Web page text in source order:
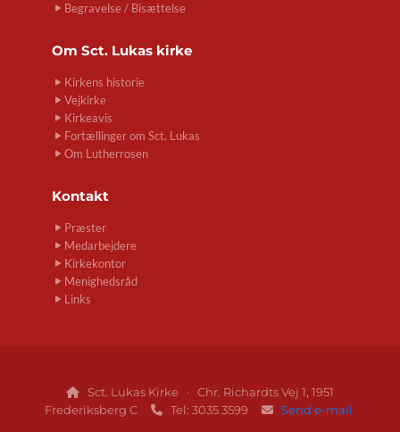
Begravelse / Bisættelse
Om Sct. Lukas kirke
Kirkens historie
Vejkirke
Kirkeavis
Fortællinger om Sct. Lukas
Om Lutherrosen
Kontakt
Præster
Medarbejdere
Kirkekontor
Menighedsråd
Links

Sct. Lukas Kirke · Chr. Richardts Vej 1, 1951
Frederiksberg C
 Tel: 3035 3599  Send e-mail